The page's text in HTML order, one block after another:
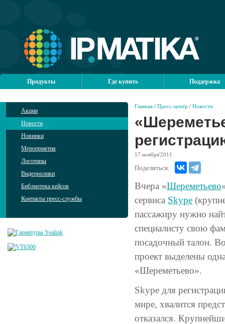
Продукты Где купить Поддержка
Акции
Новости
Новинки
Мероприятия
Логотипы
Видеоролики
Библиотека кейсов
Контакты пресс-службы
Главная / Пресс-центр / Новости
17 ноября'2011
Поделиться:
Вчера «Шереметьево
сервиса Skype
пассажиру нужно
специалисту свою
посадочный талон.
проект выделены
«Шереметьево».
Skype для
мире, хвалится
отказался.